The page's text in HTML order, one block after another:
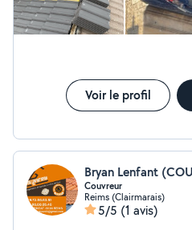
Voir le profil
Couvreur
Reims (Clairmarais)
5/5 (1 avis)